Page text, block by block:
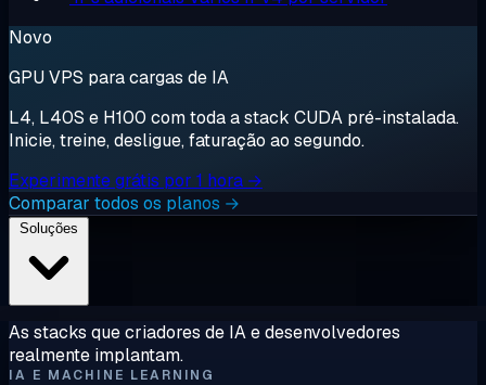
Novo
GPU VPS para cargas de IA
L4, L40S e H100 com toda a stack CUDA pré-instalada.
Inicie, treine, desligue, faturação ao segundo.
Experimente grátis por 1 hora →
Comparar todos os planos →
As stacks que criadores de IA e desenvolvedores
realmente implantam.
IA E MACHINE LEARNING